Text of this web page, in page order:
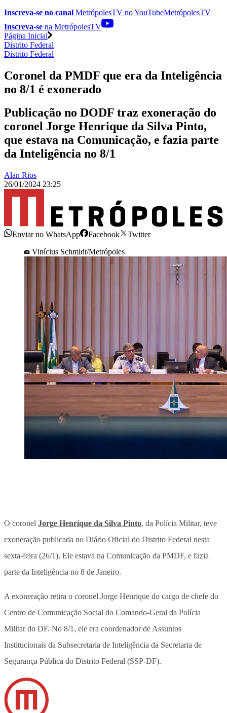
Inscreva-se no canal MetrópolesTV noYouTubeMetrópolesTV
Inscreva-se na MetrópolesTV
Página Inicial
Distrito Federal
Distrito Federal
Coronel da PMDF que era da Inteligência
no 8/1 é exonerado
Publicação no DODF traz exoneração do
coronel Jorge Henrique da Silva Pinto,
que estava na Comunicação, e fazia parte
da Inteligência no 8/1
Alan Rios
26/01/2024 23:25
Enviar no WhatsApp Facebook
Twitter
Vinícius Schmidt/Metrópoles
O coronel Jorge Henrique da Silva Pinto, da Polícia Militar, teve
exoneração publicada no Diário Oficial do Distrito Federal nesta
sexta-feira (26/1). Ele estava na Comunicação da PMDF, e fazia
parte da Inteligência no 8 de Janeiro.
A exoneração retira o coronel Jorge Henrique do cargo de chefe do
Centro de Comunicação Social do Comando-Geral da Polícia
Militar do DF. No 8/1, ele era coordenador de Assuntos
Institucionais da Subsecretaria de Inteligência da Secretaria de
Segurança Pública do Distrito Federal (SSP-DF).